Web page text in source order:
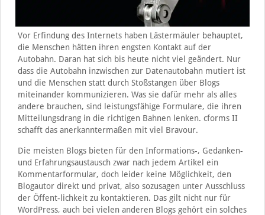
Vor Erfindung des Internets haben Lästermäuler behauptet,
die Menschen hätten ihren engsten Kontakt auf der
Autobahn. Daran hat sich bis heute nicht viel geändert. Nur
dass die Autobahn inzwischen zur Datenautobahn mutiert ist
und die Menschen statt durch Stoßstangen über Blogs
miteinander kommunizieren. Was sie dafür mehr als alles
andere brauchen, sind leistungsfähige Formulare, die ihren
Mitteilungsdrang in die richtigen Bahnen lenken. cforms II
schafft das anerkanntermaßen mit viel Bravour.
Die meisten Blogs bieten für den Informations-, Gedanken-
und Erfahrungsaustausch zwar nach jedem Artikel ein
Kommentarformular, doch leider keine Möglichkeit, den
Blogautor direkt und privat, also sozusagen unter Ausschluss
der Öffent-lichkeit zu kontaktieren. Das gilt nicht nur für
WordPress, auch bei vielen anderen Blogs gehört ein solches